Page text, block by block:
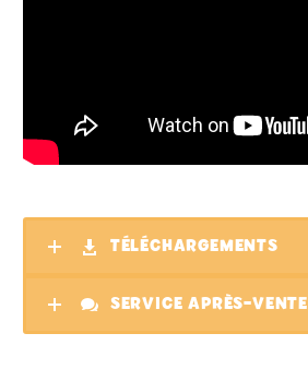
TÉLÉCHARGEMENTS
SERVICE APRÈS-VENTE